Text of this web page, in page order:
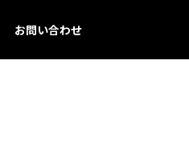
お問い合わせ